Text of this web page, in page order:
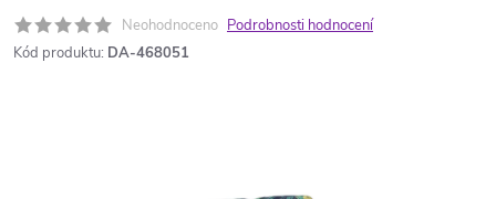
Neohodnoceno Podrobnosti hodnocení
Kód produktu: DA-468051